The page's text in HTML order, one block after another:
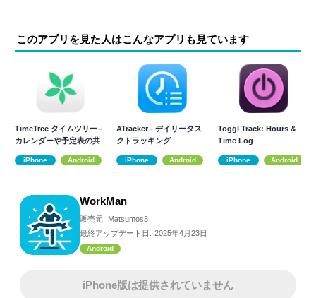
このアプリを見た人はこんなアプリも見ています
TimeTree タイムツリー -
カレンダーや予定表の共
iPhone Android
ATracker - デイリータス
クトラッキング
iPhone Android
Toggl Track: Hours &
Time Log
iPhone Android
WorkMan
販売元: Matsumos3
最終アップデート日: 2025年4月23日
Android
iPhone版は提供されていません